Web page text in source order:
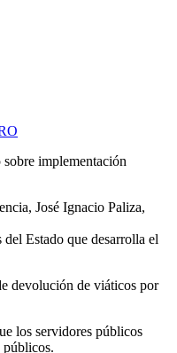
implementación
José Ignacio Paliza,
Estado que desarrolla el
devolución de viáticos por
los servidores públicos
públicos.